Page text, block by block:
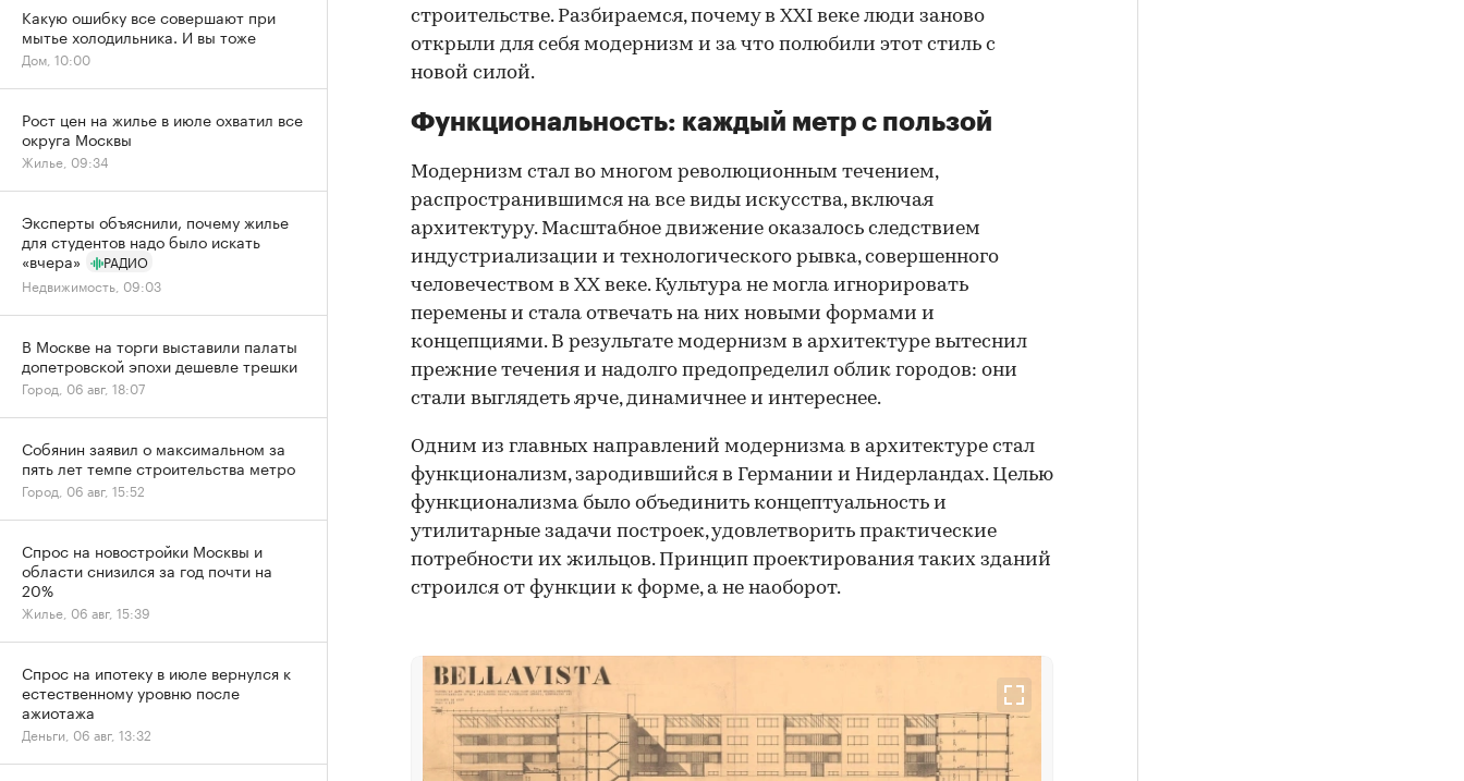
строительстве. Разбираемся, почему в XXI веке люди заново
открыли для себя модернизм и за что полюбили этот стиль с
новой силой.
Функциональность: каждый метр с пользой
Модернизм стал во многом революционным течением,
распространившимся на все виды искусства, включая
архитектуру. Масштабное движение оказалось следствием
индустриализации и технологического рывка, совершенного
человечеством в ХХ веке. Культура не могла игнорировать
перемены и стала отвечать на них новыми формами и
концепциями. В результате модернизм в архитектуре вытеснил
прежние течения и надолго предопределил облик городов: они
стали выглядеть ярче, динамичнее и интереснее.
00:00 / 00:00
Одним из главных направлений модернизма в архитектуре стал
функционализм, зародившийся в Германии и Нидерландах. Целью
функционализма было объединить концептуальность и
утилитарные задачи построек, удовлетворить практические
потребности их жильцов. Принцип проектирования таких зданий
строился от функции к форме, а не наоборот.
Какую ошибку все совершают при
мытье холодильника. И вы тоже
Дом, 10:00
Рост цен на жилье в июле охватил все
округа Москвы
Жилье, 09:34
Эксперты объяснили, почему жилье
для студентов надо было искать
«вчера»
РАДИО
Недвижимость, 09:03
В Москве на торги выставили палаты
допетровской эпохи дешевле трешки
Город, 06 авг, 18:07
Собянин заявил о максимальном за
пять лет темпе строительства метро
Город, 06 авг, 15:52
Спрос на новостройки Москвы и
области снизился за год почти на
20%
Жилье, 06 авг, 15:39
Спрос на ипотеку в июле вернулся к
естественному уровню после
ажиотажа
Деньги, 06 авг, 13:32